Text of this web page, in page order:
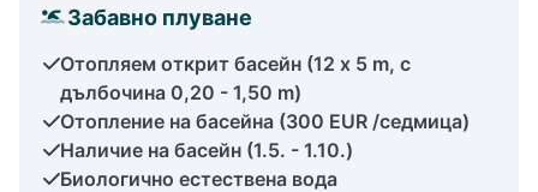
Забавно плуване
Отопляем открит басейн (12 x 5 m, с
дълбочина 0,20 - 1,50 m)
Отопление на басейна (300 EUR /седмица)
Наличие на басейн (1.5. - 1.10.)
Биологично естествена вода